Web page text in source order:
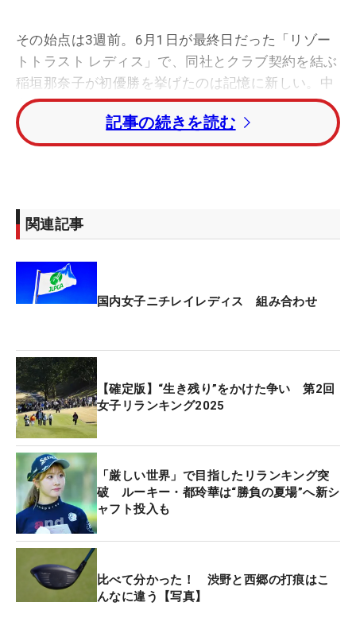
その始点は3週前。6月1日が最終日だった「リゾー
トトラスト レディス」で、同社とクラブ契約を結ぶ
稲垣那奈子が初優勝を挙げたのは記憶に新しい。中
学時代から同社のクラブを使用する“ミズノ娘”は、
優勝会見で「自信が無くてもしっかり真っ直ぐいっ
てくれるドライバー。アイアンも振りやすい。もと
た。
レナスレディースカップ」（5～7日）で、昨年から
同社のアイアン『ミズノプロ243』を使用する浜崎
と同じアイアンの『ミズノプロ245』を使用する高
橋彩華が3年ぶりの勝利をつかみとった。現在、ミ
ズノアイアンが3週連続で優勝を挙げている、とい
うわけだ。
昨年の開幕から245を使用する稲垣は、愛用の理由
について「ミズノさんのクラブはとにかく顔がよく
て、構えた時に安心感があります。アイアンは直進
性があって、しっかり思ったところに打てる。出球
が安定しますね」と話す。中空で、いわゆる飛び系
アイアンを選んだ理由については、「打感」が決め
手。「ウッド、UT…と、すべてのフェースの向き方
記事の続きを読む
関連記事
国内女子ニチレイレディス 組み合わせ
【確定版】“生き残り”をかけた争い 第2回
女子リランキング2025
「厳しい世界」で目指したリランキング突
破 ルーキー・都玲華は“勝負の夏場”へ新シ
ャフト投入も
比べて分かった！ 渋野と西郷の打痕はこ
んなに違う【写真】